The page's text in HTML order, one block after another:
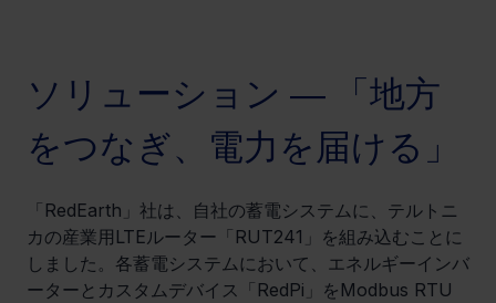
ソリューション ― 「地方
をつなぎ、電力を届ける」
「RedEarth」社は、自社の蓄電システムに、テルトニ
カの産業用LTEルーター「RUT241」を組み込むことに
しました。各蓄電システムにおいて、エネルギーインバ
ーターとカスタムデバイス「RedPi」をModbus RTU